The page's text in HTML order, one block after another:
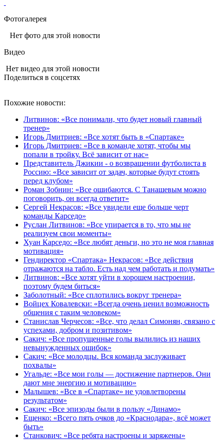
Фотогалерея
Нет фото для этой новости
Видео
Нет видео для этой новости
Поделиться в соцсетях
Похожие новости:
Литвинов: «Все понимали, что будет новый главный
тренер»
Игорь Дмитриев: «Все хотят быть в «Спартаке»
Игорь Дмитриев: «Все в команде хотят, чтобы мы
попали в тройку. Всё зависит от нас»
Представитель Джикии - о возвращении футболиста в
Россию: «Все зависит от задач, которые будут стоять
перед клубом»
Роман Зобнин: «Все ошибаются. С Танашевым можно
поговорить, он всегда ответит»
Сергей Некрасов: «Все увидели еще больше черт
команды Карседо»
Руслан Литвинов: «Все упирается в то, что мы не
реализуем свои моменты»
Хуан Карседо: «Все любят деньги, но это не моя главная
мотивация»
Гендиректор «Спартака» Некрасов: «Все действия
отражаются на табло. Есть над чем работать и подумать»
Литвинов: «Все хотят уйти в хорошем настроении,
поэтому будем биться»
Заболотный: «Все сплотились вокруг тренера»
Войцех Ковалевски: «Всегда очень ценил возможность
общения с таким человеком»
Станислав Черчесов: «Все, что делал Симонян, связано с
успехами, добром и позитивом»
Сакич: «Все пропущенные голы вылились из наших
невынужденных ошибок»
Сакич: «Все молодцы. Вся команда заслуживает
похвалы»
Угальде: «Все мои голы — достижение партнеров. Они
дают мне энергию и мотивацию»
Малышев: «Все в «Спартаке» не удовлетворены
результатом»
Сакич: «Все эпизоды были в пользу «Динамо»
Ещенко: «Всего пять очков до «Краснодара», всё может
быть»
Станкович: «Все ребята настроены и заряжены»